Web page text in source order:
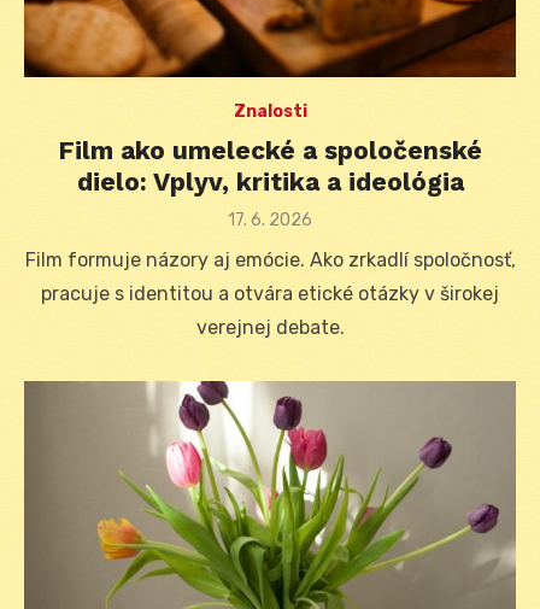
Znalosti
Film ako umelecké a spoločenské
dielo: Vplyv, kritika a ideológia
Posted
17. 6. 2026
Film formuje názory aj emócie. Ako zrkadlí spoločnosť,
pracuje s identitou a otvára etické otázky v širokej
verejnej debate.